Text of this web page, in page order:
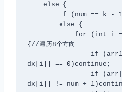
{//遍历8个方向
dx[i]] == 0)continue;
dx[i]] != num +